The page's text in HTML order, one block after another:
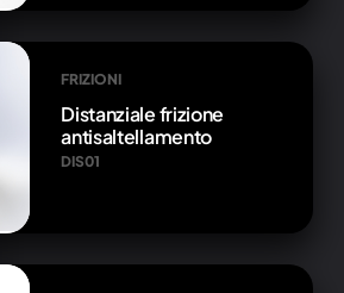
FRIZIONI
Distanziale frizione
antisaltellamento
DIS01